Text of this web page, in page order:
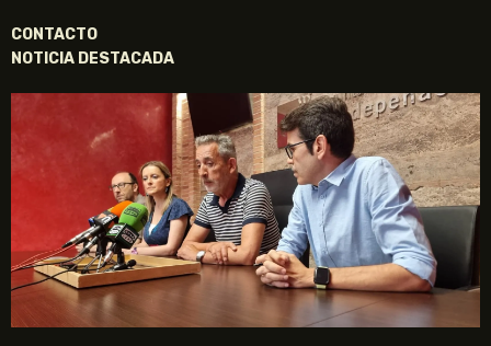
CONTACTO
NOTICIA DESTACADA